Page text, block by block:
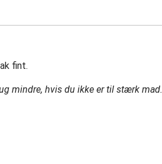
fint.
mindre, hvis du ikke er til stærk mad.